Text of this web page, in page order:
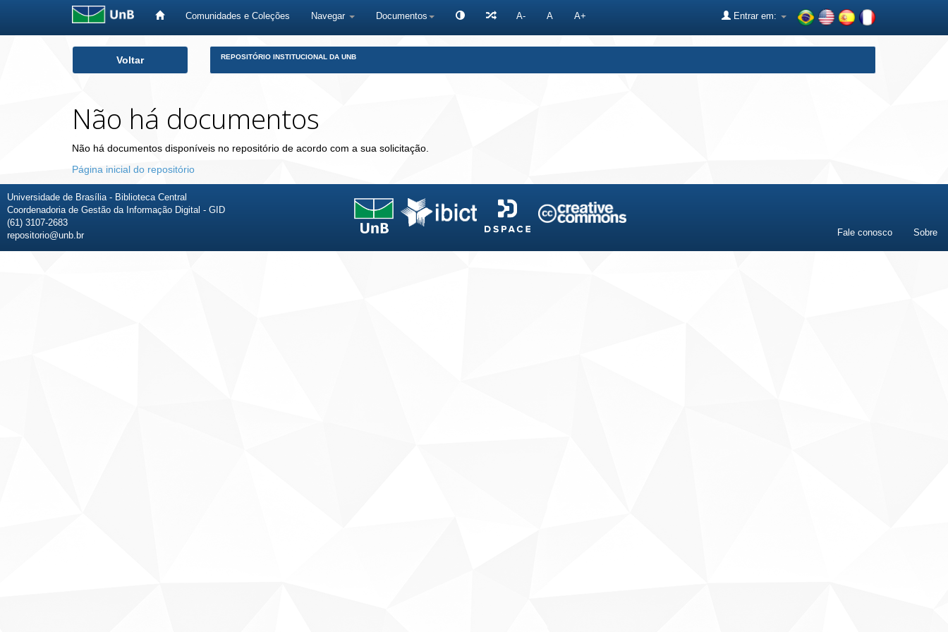
Comunidades e Coleções Navegar Documentos A- A A+ Entrar em:
Voltar REPOSITÓRIO INSTITUCIONAL DA UNB
Não há documentos
Não há documentos disponíveis no repositório de acordo com a sua solicitação.
Página inicial do repositório
Universidade de Brasília - Biblioteca Central
Coordenadoria de Gestão da Informação Digital - GID
(61) 3107-2683
repositorio@unb.br
Fale conosco Sobre